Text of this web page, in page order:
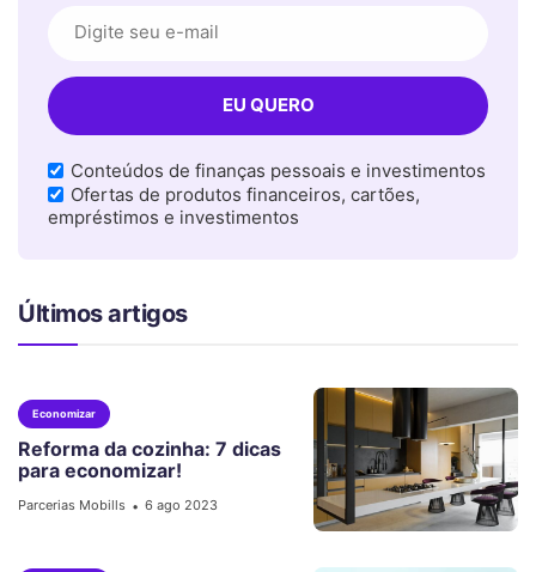
Conteúdos de finanças pessoais e investimentos
Ofertas de produtos financeiros, cartões,
empréstimos e investimentos
Últimos artigos
Economizar
Reforma da cozinha: 7 dicas
para economizar!
Parcerias Mobills • 6 ago 2023